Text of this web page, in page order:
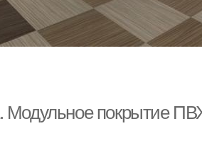
Модульное покрытие